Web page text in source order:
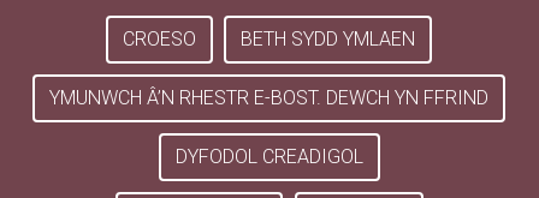
CROESO BETH SYDD YMLAEN
YMUNWCH Â’N RHESTR E-BOST. DEWCH YN FFRIND
DYFODOL CREADIGOL